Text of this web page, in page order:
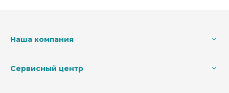
Наша компания
Сервисный центр